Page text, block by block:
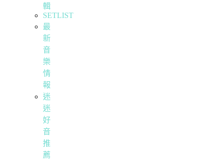
輯
SETLIST
最
新
音
樂
情
報
迷
迷
好
音
推
薦